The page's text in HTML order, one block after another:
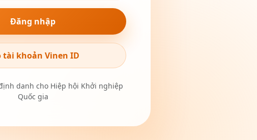
Đăng nhập
tài khoản Vinen ID
danh cho Hiệp hội Khởi nghiệp
Quốc gia